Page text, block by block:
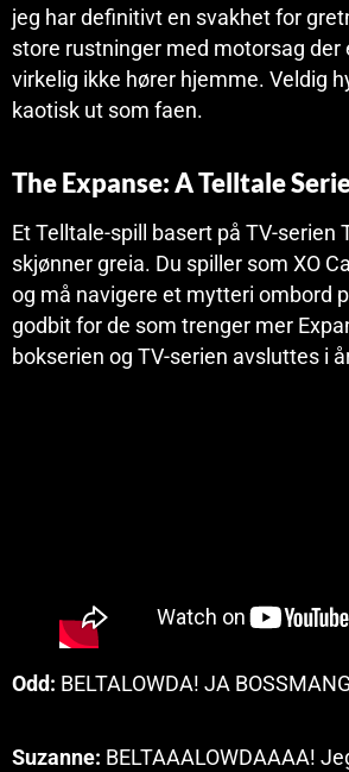
jeg har definitivt en svakhet for
store rustninger med motorsag der
virkelig ikke hører hjemme. Veldig
kaotisk ut som faen.
The Expanse: A Telltale
Et Telltale-spill basert på TV-serien
skjønner greia. Du spiller som XO
og må navigere et mytteri ombord
godbit for de som trenger mer
bokserien og TV-serien avsluttes i
Odd: BELTALOWDA! JA
Suzanne: BELTAAALOWDAAAA!